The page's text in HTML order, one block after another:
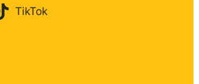
TikTok